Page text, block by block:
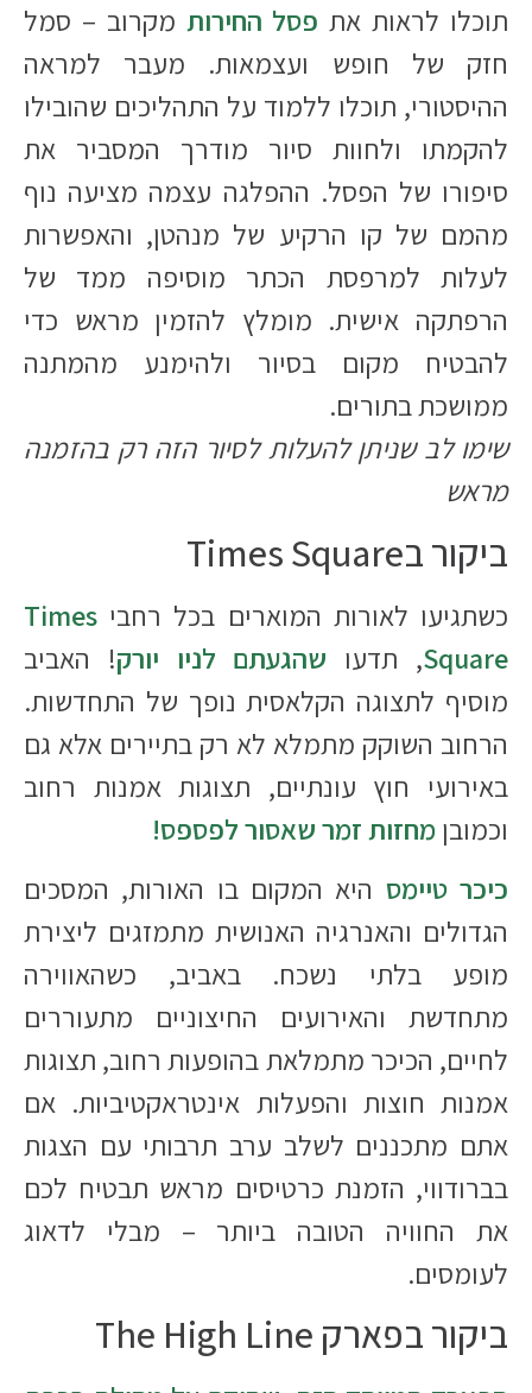
תוכלו לראות את פסל החירות מקרוב – סמל
חזק של חופש ועצמאות. מעבר למראה
ההיסטורי, תוכלו ללמוד על התהליכים שהובילו
להקמתו ולחוות סיור מודרך המסביר את
סיפורו של הפסל. ההפלגה עצמה מציעה נוף
מהמם של קו הרקיע של מנהטן, והאפשרות
לעלות למרפסת הכתר מוסיפה ממד של
הרפתקה אישית. מומלץ להזמין מראש כדי
להבטיח מקום בסיור ולהימנע מהמתנה
ממושכת בתורים.
שימו לב שניתן להעלות לסיור הזה רק בהזמנה
מראש
ביקור בTimes Square
כשתגיעו לאורות המוארים בכל רחבי Times
Square, תדעו שהגעתם לניו יורק! האביב
מוסיף לתצוגה הקלאסית נופך של התחדשות.
הרחוב השוקק מתמלא לא רק בתיירים אלא גם
באירועי חוץ עונתיים, תצוגות אמנות רחוב
וכמובןמחזות זמר שאסור לפספס!
כיכר טיימס היא המקום בו האורות, המסכים
הגדולים והאנרגיה האנושית מתמזגים ליצירת
מופע בלתי נשכח. באביב, כשהאווירה
מתחדשת והאירועים החיצוניים מתעוררים
לחיים, הכיכר מתמלאת בהופעות רחוב, תצוגות
אמנות חוצות והפעלות אינטראקטיביות. אם
אתם מתכננים לשלב ערב תרבותי עם הצגות
בברודווי, הזמנת כרטיסים מראש תבטיח לכם
את החוויה הטובה ביותר – מבלי לדאוג
לעומסים.
ביקור בפארק The High Line